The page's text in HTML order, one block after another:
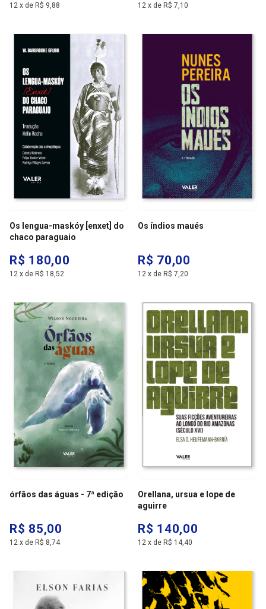
12 x de R$ 9,88 12 x de R$ 7,10
Os lengua-maskóy [enxet] do
chaco paraguaio
R$ 180,00
12 x de R$ 18,52
Os índios maués
R$ 70,00
12 x de R$ 7,20
órfãos das águas - 7ª edição
R$ 85,00
12 x de R$ 8,74
Orellana, ursua e lope de
aguirre
R$ 140,00
12 x de R$ 14,40